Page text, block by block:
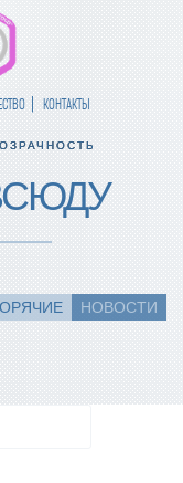
КОНТАКТЫ
НОВОСТИ